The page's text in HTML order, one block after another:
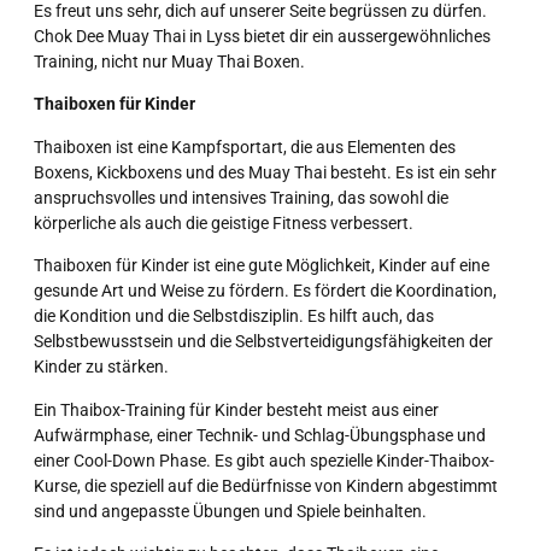
Es freut uns sehr, dich auf unserer Seite begrüssen zu dürfen.
Chok Dee Muay Thai in Lyss bietet dir ein aussergewöhnliches
Training, nicht nur Muay Thai Boxen.
Thaiboxen für Kinder
Thaiboxen ist eine Kampfsportart, die aus Elementen des
Boxens, Kickboxens und des Muay Thai besteht. Es ist ein sehr
anspruchsvolles und intensives Training, das sowohl die
körperliche als auch die geistige Fitness verbessert.
Thaiboxen für Kinder ist eine gute Möglichkeit, Kinder auf eine
gesunde Art und Weise zu fördern. Es fördert die Koordination,
die Kondition und die Selbstdisziplin. Es hilft auch, das
Selbstbewusstsein und die Selbstverteidigungsfähigkeiten der
Kinder zu stärken.
Ein Thaibox-Training für Kinder besteht meist aus einer
Aufwärmphase, einer Technik- und Schlag-Übungsphase und
einer Cool-Down Phase. Es gibt auch spezielle Kinder-Thaibox-
Kurse, die speziell auf die Bedürfnisse von Kindern abgestimmt
sind und angepasste Übungen und Spiele beinhalten.